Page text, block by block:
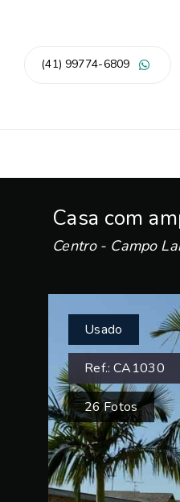
(41) 99774-6809
Casa com
Centro - Campo
Usado
Ref.:CA1030
26Fotos